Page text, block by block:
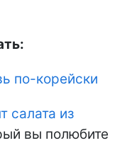
по-корейски
салата из
вы полюбите